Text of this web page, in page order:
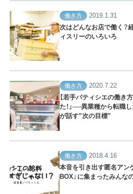
働き方
2019.1.31
次はどんなお店で働く？
ィスリーのいろいろ
働き方
2020.7.22
【若手パティシエの働き
た！」──異業種から転職
が話す”次の目標”
働き方
2018.4.16
本音を引き出す匿名アン
BOX』に集まったみんな